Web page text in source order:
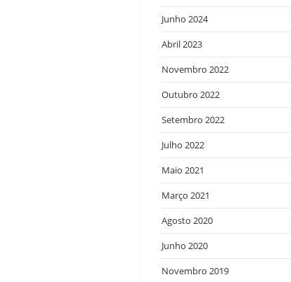
Junho 2024
Abril 2023
Novembro 2022
Outubro 2022
Setembro 2022
Julho 2022
Maio 2021
Março 2021
Agosto 2020
Junho 2020
Novembro 2019